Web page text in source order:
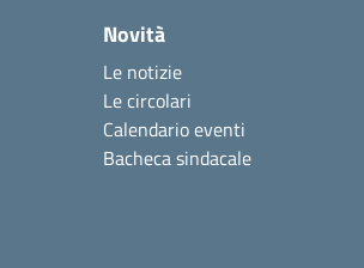
Novità
Le notizie
Le circolari
Calendario eventi
Bacheca sindacale